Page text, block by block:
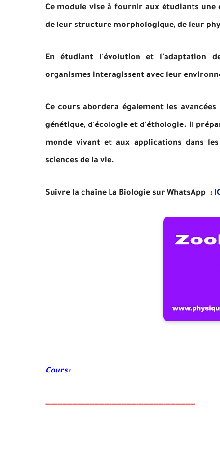
Ce module vise à fournir aux étudiants
de leur structure morphologique, de leur
En étudiant l'évolution et l'adaptation
organismes interagissent avec leur
Ce cours abordera également les
génétique, d'écologie et d'éthologie. Il
monde vivant et aux applications dans
sciences de la vie.
Suivre la chaîne La Biologie sur WhatsApp :
Cours:
-------------------------------------------------------------